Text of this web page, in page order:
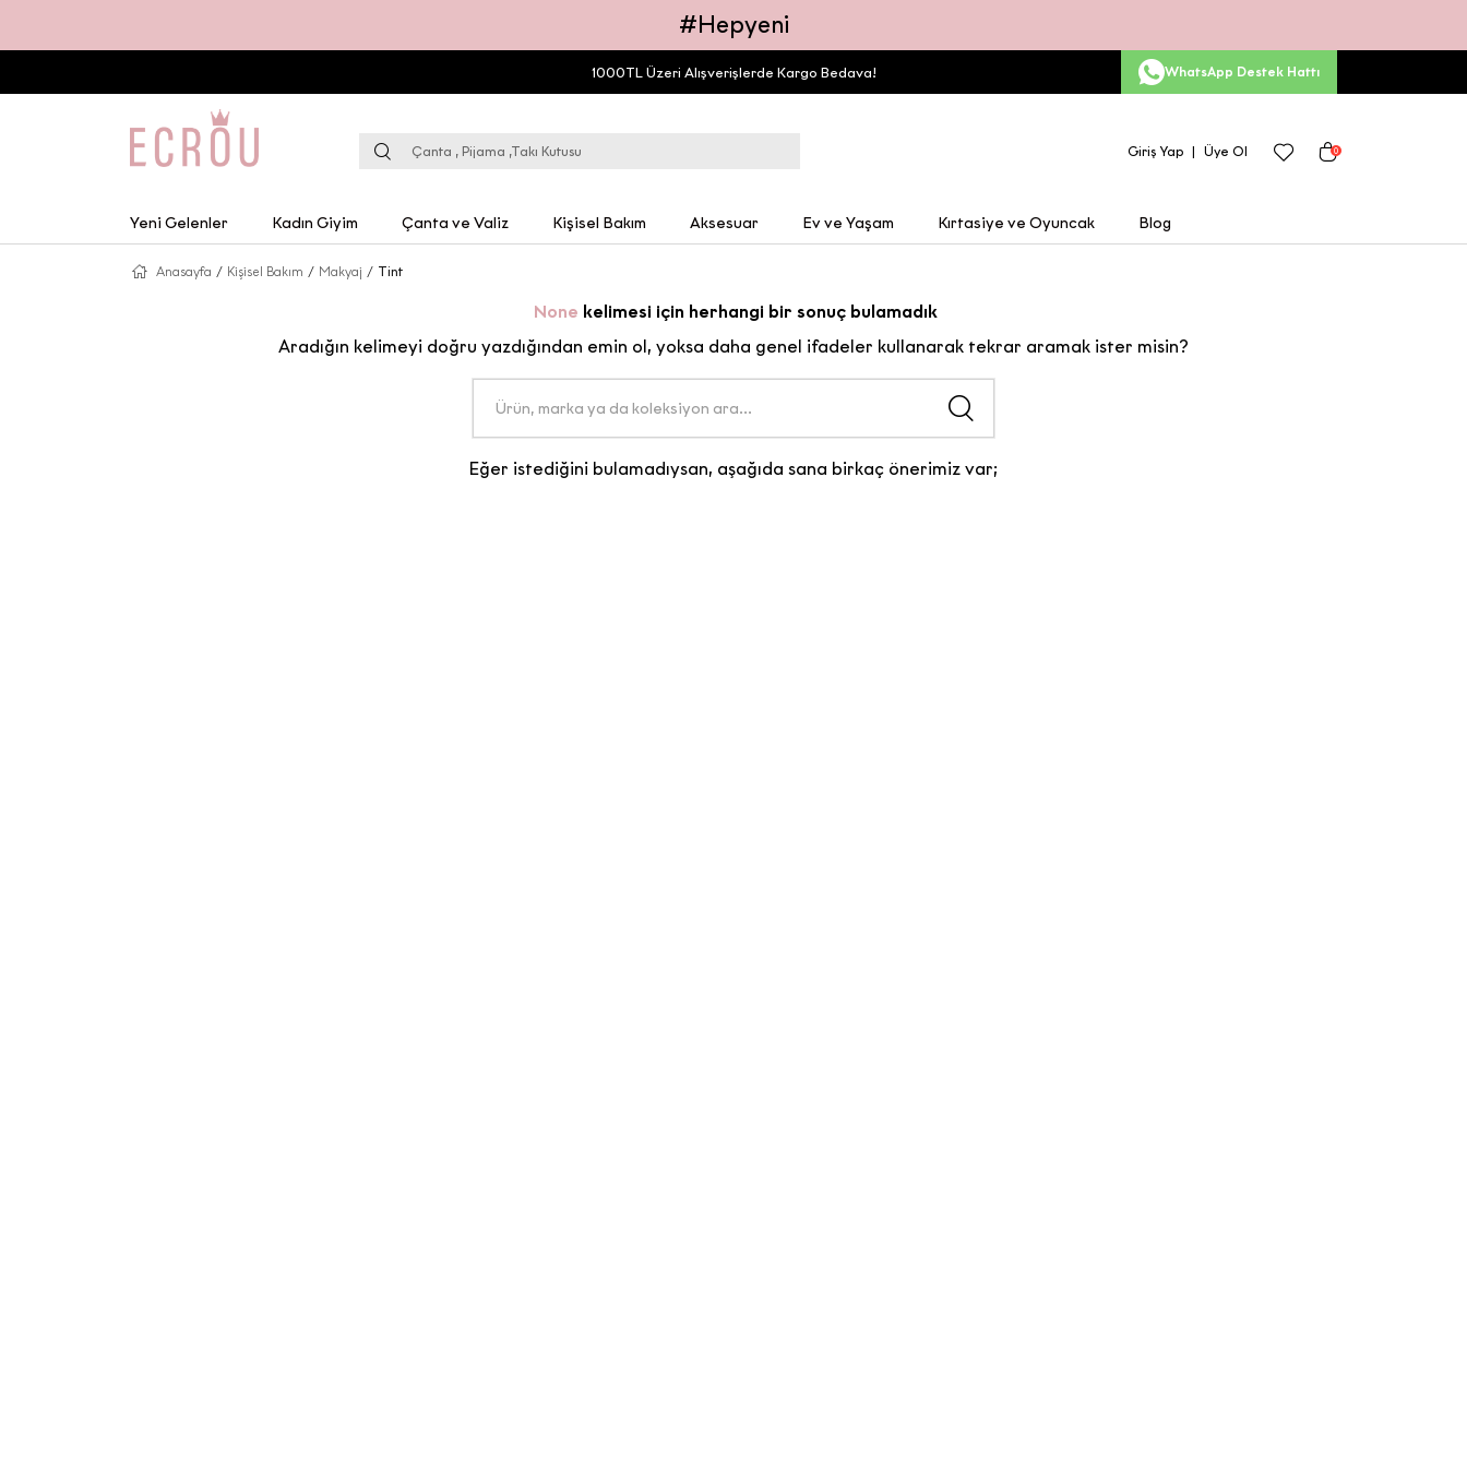
#Hepyeni
1000TL Üzeri Alışverişlerde Kargo Bedava! WhatsApp Destek Hattı
Giriş Yap Üye Ol 0
Yeni Gelenler Kadın Giyim Çanta ve Valiz Kişisel Bakım Aksesuar Ev ve Yaşam Kırtasiye ve Oyuncak Blog
Anasayfa / Kişisel Bakım / Makyaj / Tint
None kelimesi için herhangi bir sonuç bulamadık
Aradığın kelimeyi doğru yazdığından emin ol, yoksa daha genel ifadeler kullanarak tekrar aramak ister misin?
Eğer istediğini bulamadıysan, aşağıda sana birkaç önerimiz var;